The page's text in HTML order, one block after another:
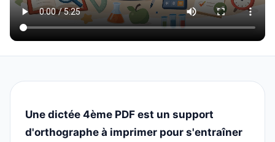
Une dictée 4ème PDF est un support
d'orthographe à imprimer pour s'entraîner